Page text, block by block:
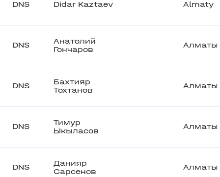
DNS Didar Kaztaev Almaty
DNS
Анатолий
Гончаров
Алматы
DNS
Бахтияр
Тохтанов
Алматы
DNS
Тимур
Ыкыласов
Алматы
DNS
Данияр
Сарсенов
Алматы